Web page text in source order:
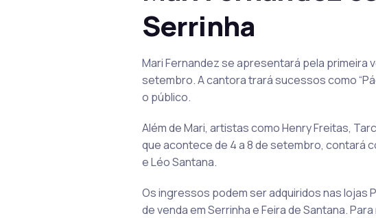
Serrinha
Mari Fernandez se apresentará pela primeira
setembro. A cantora trará sucessos como
o público.
Além de Mari, artistas como Henry Freitas,
que acontece de 4 a 8 de setembro, contará
e Léo Santana.
Os ingressos podem ser adquiridos nas lojas
de venda em Serrinha e Feira de Santana.